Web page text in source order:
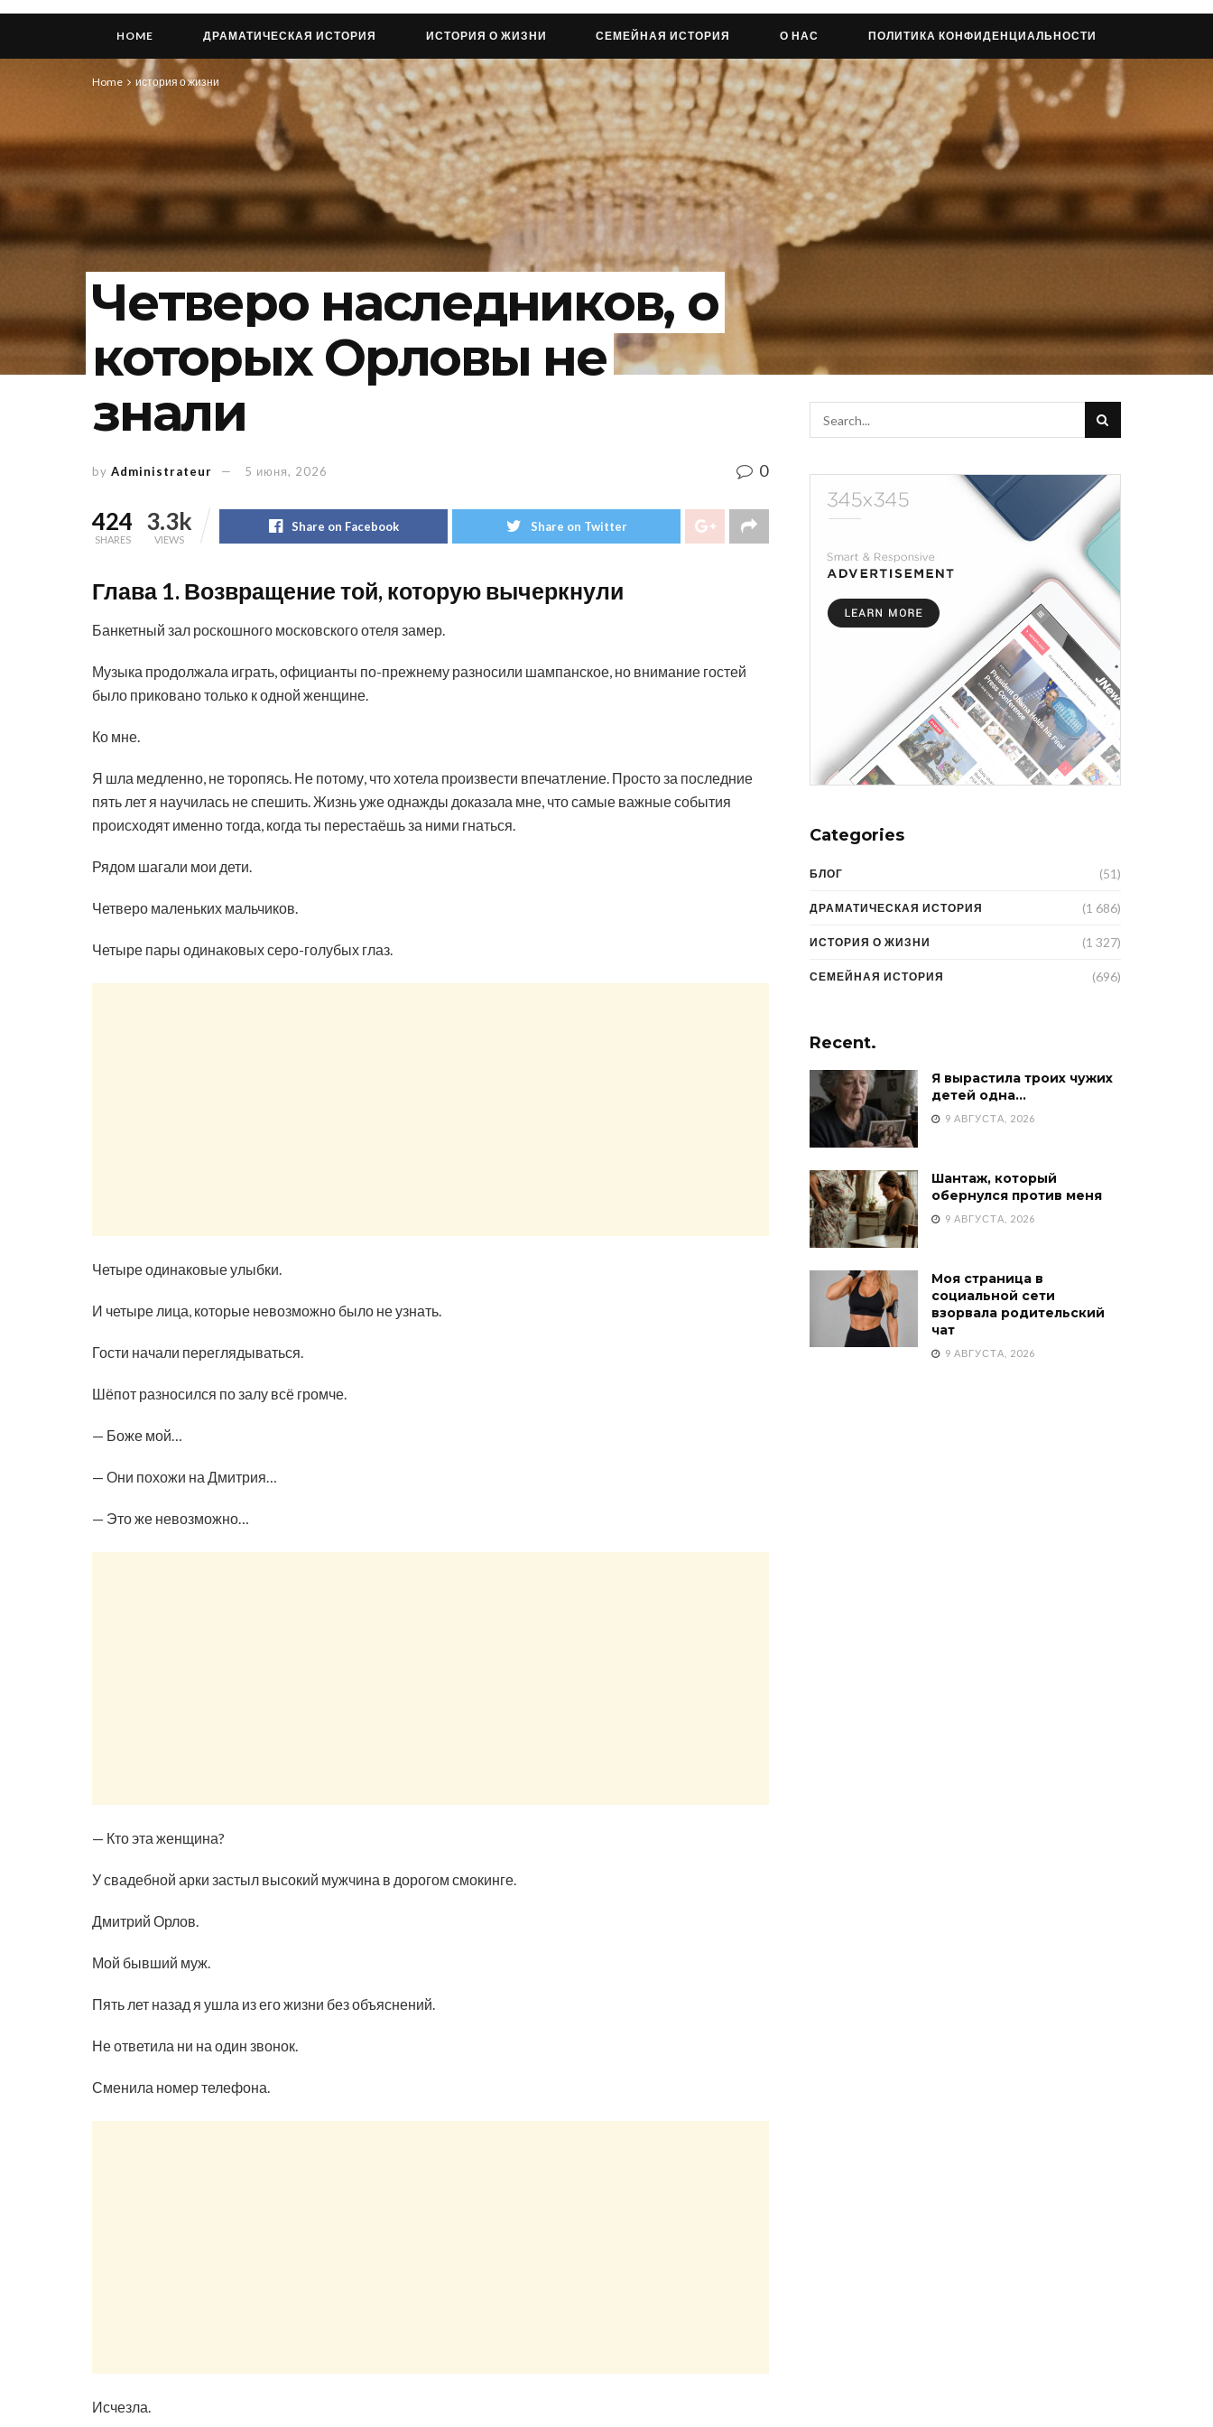
HOME ДРАМАТИЧЕСКАЯ ИСТОРИЯ ИСТОРИЯ О ЖИЗНИ СЕМЕЙНАЯ ИСТОРИЯ О НАС ПОЛИТИКА КОНФИДЕНЦИАЛЬНОСТИ
Home история о жизни
Четверо наследников, о
которых Орловы не
знали
by Administrateur 5 июня, 2026 0
424
SHARES
3.3k
VIEWS
Share on Facebook Share on Twitter
Глава 1. Возвращение той, которую вычеркнули
Банкетный зал роскошного московского отеля замер.
Музыка продолжала играть, официанты по-прежнему разносили шампанское, но внимание гостей
было приковано только к одной женщине.
Ко мне.
Я шла медленно, не торопясь. Не потому, что хотела произвести впечатление. Просто за последние
пять лет я научилась не спешить. Жизнь уже однажды доказала мне, что самые важные события
происходят именно тогда, когда ты перестаёшь за ними гнаться.
Рядом шагали мои дети.
Четверо маленьких мальчиков.
Четыре пары одинаковых серо-голубых глаз.
Четыре одинаковые улыбки.
И четыре лица, которые невозможно было не узнать.
Гости начали переглядываться.
Шёпот разносился по залу всё громче.
— Боже мой…
— Они похожи на Дмитрия…
— Это же невозможно…
— Кто эта женщина?
У свадебной арки застыл высокий мужчина в дорогом смокинге.
Дмитрий Орлов.
Мой бывший муж.
Пять лет назад я ушла из его жизни без объяснений.
Не ответила ни на один звонок.
Сменила номер телефона.
Исчезла.
Categories
БЛОГ (51)
ДРАМАТИЧЕСКАЯ ИСТОРИЯ (1 686)
ИСТОРИЯ О ЖИЗНИ (1 327)
СЕМЕЙНАЯ ИСТОРИЯ (696)
Recent.
Я вырастила троих чужих
детей одна…
9 АВГУСТА, 2026
Шантаж, который
обернулся против меня
9 АВГУСТА, 2026
Моя страница в
социальной сети
взорвала родительский
чат
9 АВГУСТА, 2026